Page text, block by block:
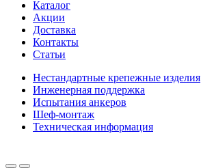
Каталог
Акции
Доставка
Контакты
Статьи
Нестандартные крепежные изделия
Инженерная поддержка
Испытания анкеров
Шеф-монтаж
Техническая информация